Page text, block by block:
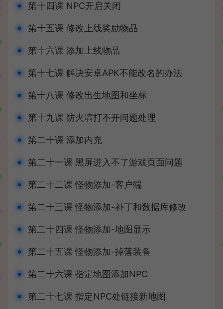
第十四课 NPC开启关闭
第十五课 修改上线奖励物品
第十六课 添加上线物品
第十七课 解决安卓APK不能改名的办法
第十八课 修改出生地图和坐标
第十九课 防火墙打不开问题处理
第二十课 添加内充
第二十一课 黑屏进入不了游戏页面问题
第二十二课 怪物添加-客户端
第二十三课 怪物添加-补丁和数据库修改
第二十四课 怪物添加-地图显示
第二十五课 怪物添加-掉落装备
第二十六课 指定地图添加NPC
第二十七课 指定NPC处链接新地图